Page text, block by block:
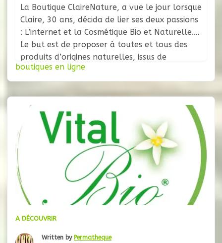
La Boutique ClaireNature, a vue le jour lorsque
Claire, 30 ans, décida de lier ses deux passions
: L’internet et la Cosmétique Bio et Naturelle.
Le but est de proposer à toutes et tous des
produits d’origines naturelles, issus de
l’agriculture biologique de préférence, pour la
beauté et le bien-être. Ils tiennent à ne
boutiques en ligne
A DÉCOUVRIR
Written by Permatheque